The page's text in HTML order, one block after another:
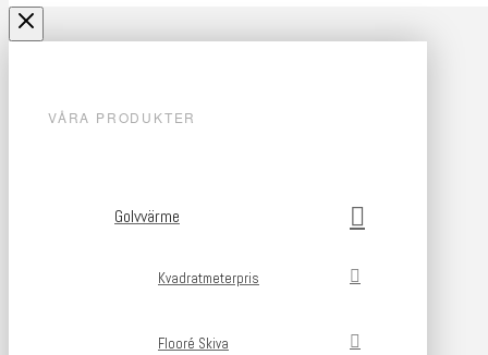
VÅRA PRODUKTER
Golvvärme
Kvadratmeterpris
Flooré Skiva